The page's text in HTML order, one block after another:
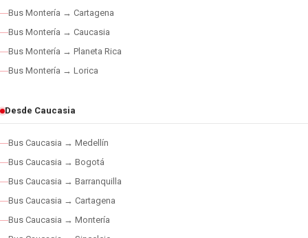
Bus Montería → Cartagena
Bus Montería → Caucasia
Bus Montería → Planeta Rica
Bus Montería → Lorica
Desde Caucasia
Bus Caucasia → Medellín
Bus Caucasia → Bogotá
Bus Caucasia → Barranquilla
Bus Caucasia → Cartagena
Bus Caucasia → Montería